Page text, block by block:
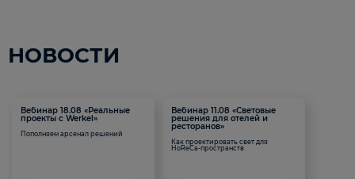
НОВОСТИ
Вебинар 18.08 «Реальные
проекты с Werkel»
Пополняем арсенал решений
Вебинар 11.08 «Световые
решения для отелей и
ресторанов»
Как проектировать свет для
HoReCa-пространств